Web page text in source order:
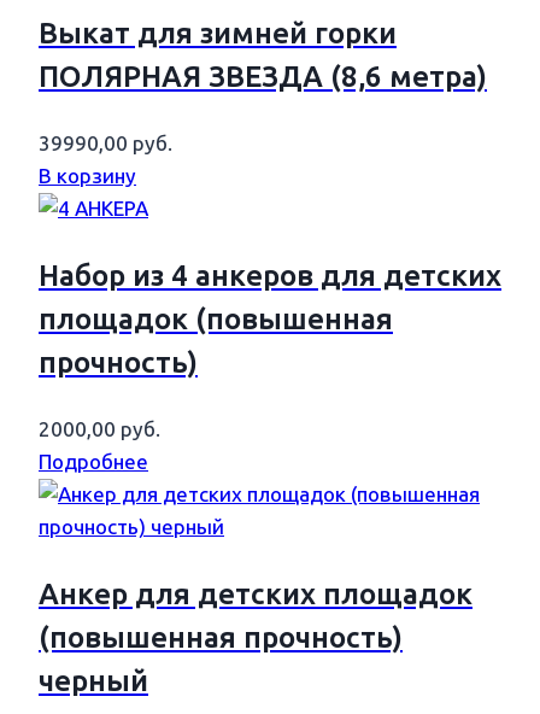
Выкат для зимней горки
ПОЛЯРНАЯ ЗВЕЗДА (8,6 метра)
39990,00 руб.
В корзину
Набор из 4 анкеров для детских
площадок (повышенная
прочность)
2000,00 руб.
Подробнее
Анкер для детских площадок
(повышенная прочность)
черный